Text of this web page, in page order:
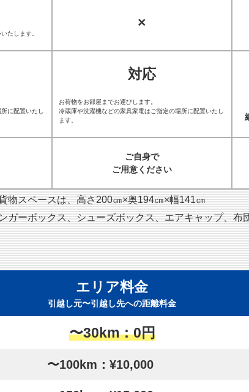
たします。
×
に配置いたし
対応
お荷物をお部屋までお運びします。
冷蔵庫や洗濯機などの家具家電はご指定の場所に配置いたし
ます。
ご自身で
ご用意ください
スペースは、高さ200㎝×奥194㎝×幅141㎝
ーボックス、シューズボックス、エアキャップ、布
エリア料金
引越し元〜引越し先への距離料金
〜30km：0円
〜100km：¥10,000